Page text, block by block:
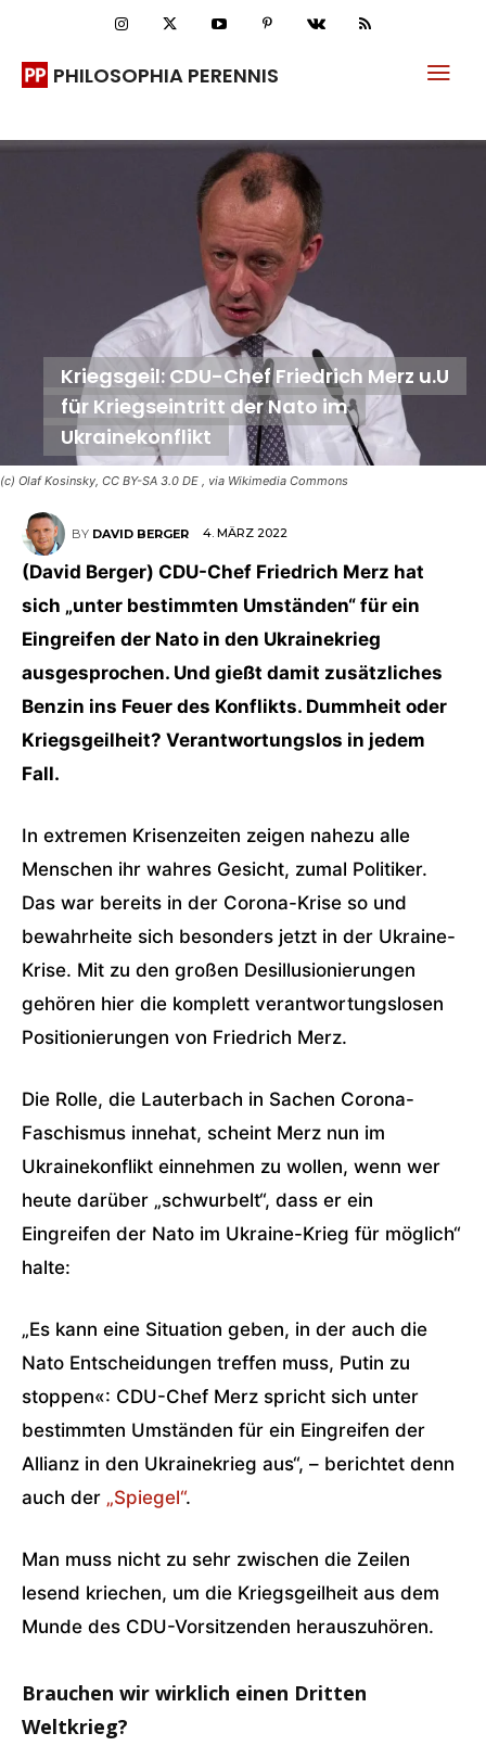
PHILOSOPHIA PERENNIS
(c) Olaf Kosinsky, CC BY-SA 3.0 DE , via Wikimedia Commons
Kriegsgeil: CDU-Chef Friedrich Merz u.U
für Kriegseintritt der Nato im
Ukrainekonflikt
BY DAVID BERGER 4. MÄRZ 2022
(David Berger) CDU-Chef Friedrich Merz hat
sich „unter bestimmten Umständen“ für ein
Eingreifen der Nato in den Ukrainekrieg
ausgesprochen. Und gießt damit zusätzliches
Benzin ins Feuer des Konflikts. Dummheit oder
Kriegsgeilheit? Verantwortungslos in jedem
Fall.
In extremen Krisenzeiten zeigen nahezu alle
Menschen ihr wahres Gesicht, zumal Politiker.
Das war bereits in der Corona-Krise so und
bewahrheite sich besonders jetzt in der Ukraine-
Krise. Mit zu den großen Desillusionierungen
gehören hier die komplett verantwortungslosen
Positionierungen von Friedrich Merz.
Die Rolle, die Lauterbach in Sachen Corona-
Faschismus innehat, scheint Merz nun im
Ukrainekonflikt einnehmen zu wollen, wenn wer
heute darüber „schwurbelt“, dass er ein
Eingreifen der Nato im Ukraine-Krieg für möglich“
halte:
„Es kann eine Situation geben, in der auch die
Nato Entscheidungen treffen muss, Putin zu
stoppen«: CDU-Chef Merz spricht sich unter
bestimmten Umständen für ein Eingreifen der
Allianz in den Ukrainekrieg aus“, – berichtet denn
auch der „Spiegel“.
Man muss nicht zu sehr zwischen die Zeilen
lesend kriechen, um die Kriegsgeilheit aus dem
Munde des CDU-Vorsitzenden herauszuhören.
Brauchen wir wirklich einen Dritten
Weltkrieg?